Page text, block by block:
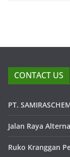
CONTACT US
PT.
Jalan Raya
Ruko Kranggan